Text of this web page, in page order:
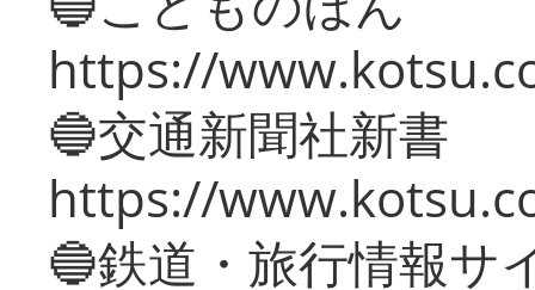
https://
🔵交通新聞社新書
https://
🔵鉄道・旅行情報サ